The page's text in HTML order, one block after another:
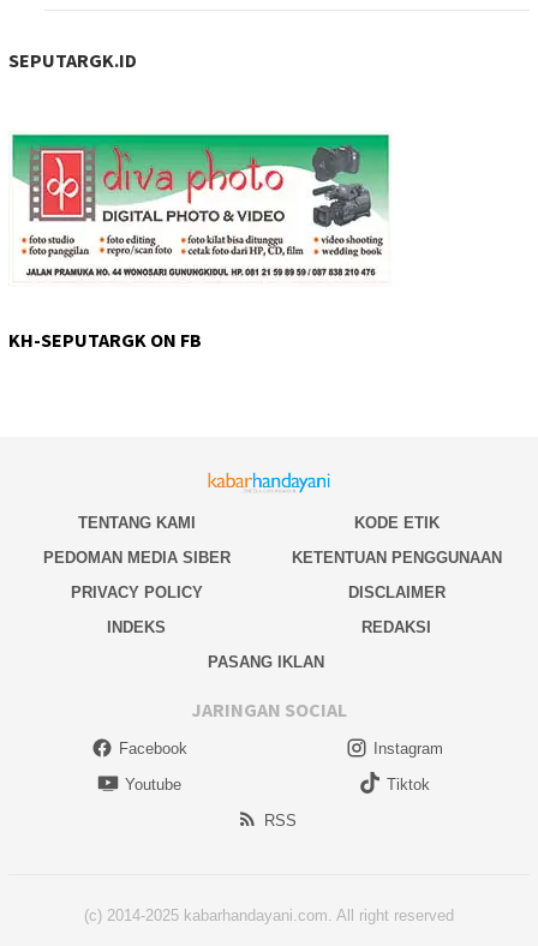
SEPUTARGK.ID
KH-SEPUTARGK ON FB
TENTANG KAMI
KODE ETIK
PEDOMAN MEDIA SIBER
KETENTUAN PENGGUNAAN
PRIVACY POLICY
DISCLAIMER
INDEKS
REDAKSI
PASANG IKLAN
JARINGAN SOCIAL
Facebook
Instagram
Youtube
Tiktok
RSS
(c) 2014-2025 kabarhandayani.com. All right reserved